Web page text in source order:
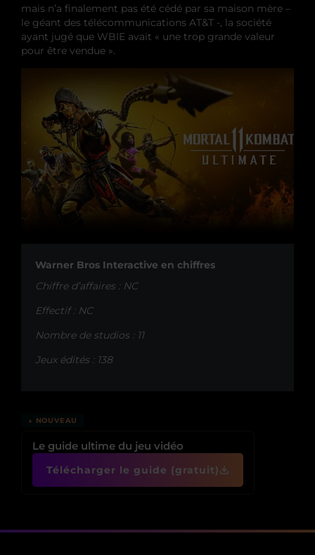
mais n’a finalement pas été cédé par sa maison mère –
le géant des télécommunications AT&T -, la société
ayant jugé que WBIE avait « une trop grande valeur
pour être vendue ».
Warner Bros Interactive en chiffres
Chiffre d’affaires : NC
Effectif : NC
Nombre de studios : 11
Jeux édités : 138
↓ NOUVEAU
Le guide ultime du jeu vidéo
Télécharger le guide (gratuit)